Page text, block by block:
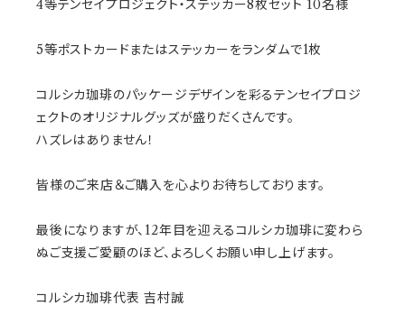
4等テンセイプロジェクト・ステッカー8枚セット 10名様
5等ポストカードまたはステッカーをランダムで1枚
コルシカ珈琲のパッケージデザインを彩るテンセイプロジ
ェクトのオリジナルグッズが盛りだくさんです。
ハズレはありません！
皆様のご来店＆ご購入を心よりお待ちしております。
最後になりますが、12年目を迎えるコルシカ珈琲に変わら
ぬご支援ご愛顧のほど、よろしくお願い申し上げます。
コルシカ珈琲代表 吉村誠